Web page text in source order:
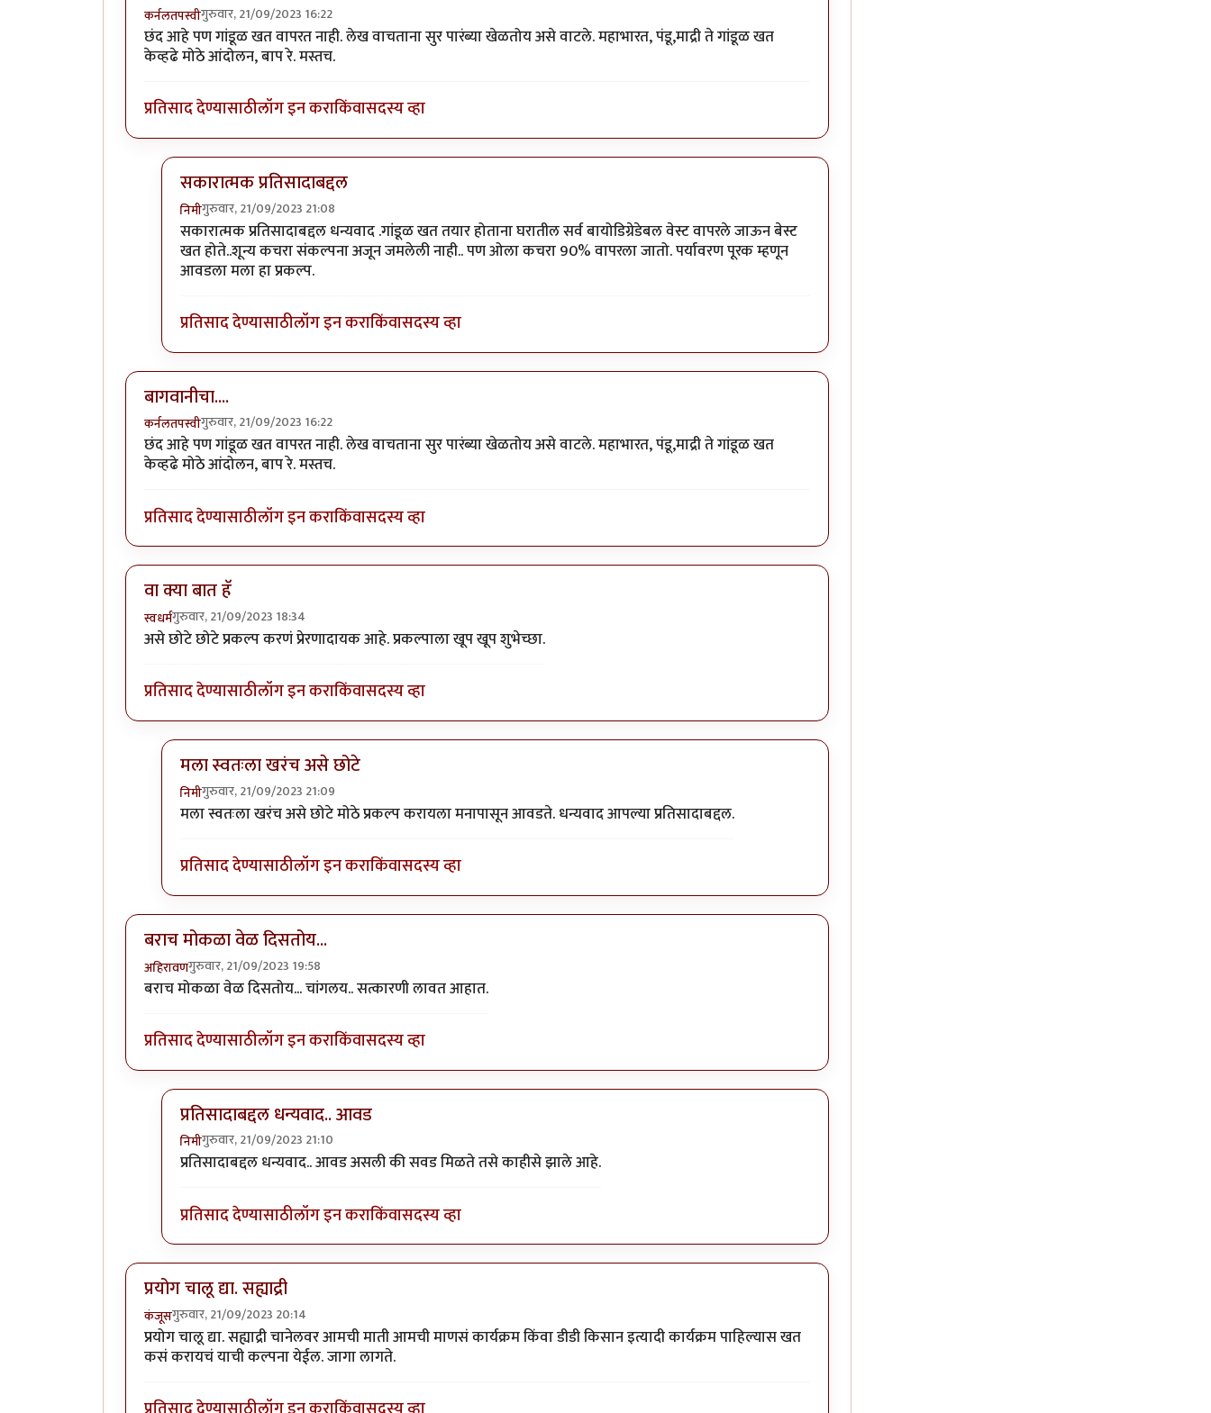
कर्नलतपस्वीगुरुवार, 21/09/2023 16:22
छंद आहे पण गांडूळ खत वापरत नाही. लेख वाचताना सुर पारंब्या खेळतोय असे वाटले. महाभारत, पंडू,माद्री ते गांडूळ खत
केव्हढे मोठे आंदोलन, बाप रे. मस्तच.
प्रतिसाद देण्यासाठीलॉग इन कराकिंवासदस्य व्हा
सकारात्मक प्रतिसादाबद्दल
निमीगुरुवार, 21/09/2023 21:08
In reply toबागवानीचा....byकर्नलतपस्वी
सकारात्मक प्रतिसादाबद्दल धन्यवाद .गांडूळ खत तयार होताना घरातील सर्व बायोडिग्रेडेबल वेस्ट वापरले जाऊन बेस्ट
खत होते..शून्य कचरा संकल्पना अजून जमलेली नाही.. पण ओला कचरा 90% वापरला जातो. पर्यावरण पूरक म्हणून
आवडला मला हा प्रकल्प.
प्रतिसाद देण्यासाठीलॉग इन कराकिंवासदस्य व्हा
बागवानीचा....
कर्नलतपस्वीगुरुवार, 21/09/2023 16:22
छंद आहे पण गांडूळ खत वापरत नाही. लेख वाचताना सुर पारंब्या खेळतोय असे वाटले. महाभारत, पंडू,माद्री ते गांडूळ खत
केव्हढे मोठे आंदोलन, बाप रे. मस्तच.
प्रतिसाद देण्यासाठीलॉग इन कराकिंवासदस्य व्हा
वा क्या बात हॅ
स्वधर्मगुरुवार, 21/09/2023 18:34
असे छोटे छोटे प्रकल्प करणं प्रेरणादायक आहे. प्रकल्पाला खूप खूप शुभेच्छा.
प्रतिसाद देण्यासाठीलॉग इन कराकिंवासदस्य व्हा
मला स्वतःला खरंच असे छोटे
निमीगुरुवार, 21/09/2023 21:09
In reply toवा क्या बात हॅbyस्वधर्म
मला स्वतःला खरंच असे छोटे मोठे प्रकल्प करायला मनापासून आवडते. धन्यवाद आपल्या प्रतिसादाबद्दल.
प्रतिसाद देण्यासाठीलॉग इन कराकिंवासदस्य व्हा
बराच मोकळा वेळ दिसतोय...
अहिरावणगुरुवार, 21/09/2023 19:58
बराच मोकळा वेळ दिसतोय... चांगलय.. सत्कारणी लावत आहात.
प्रतिसाद देण्यासाठीलॉग इन कराकिंवासदस्य व्हा
प्रतिसादाबद्दल धन्यवाद.. आवड
निमीगुरुवार, 21/09/2023 21:10
In reply toबराच मोकळा वेळ दिसतोय...byअहिरावण
प्रतिसादाबद्दल धन्यवाद.. आवड असली की सवड मिळते तसे काहीसे झाले आहे.
प्रतिसाद देण्यासाठीलॉग इन कराकिंवासदस्य व्हा
प्रयोग चालू द्या. सह्याद्री
कंजूसगुरुवार, 21/09/2023 20:14
प्रयोग चालू द्या. सह्याद्री चानेलवर आमची माती आमची माणसं कार्यक्रम किंवा डीडी किसान इत्यादी कार्यक्रम पाहिल्यास खत
कसं करायचं याची कल्पना येईल. जागा लागते.